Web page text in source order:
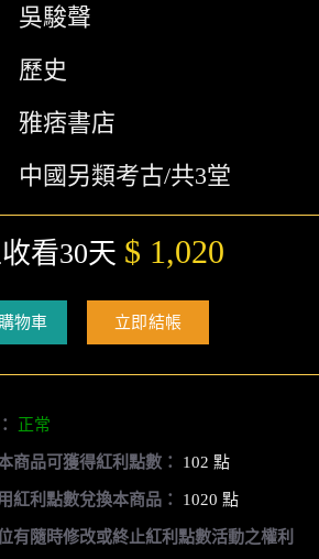
吳駿聲
歷史
雅痞書店
中國另類考古/共3堂
看30天 $ 1,020
物車 立即結帳
正常
商品可獲得紅利點數： 102 點
紅利點數兌換本商品： 1020 點
有隨時修改或終止紅利點數活動之權利